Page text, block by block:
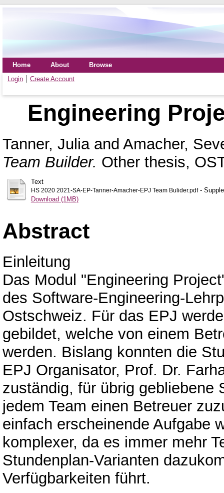
Home About
Browse
Login
Create Account
Engineering
Tanner, Juliaand Amacher,
Team Builder. Other thesis,
Text
HS 2020 2021-SA-EP-Tanner-Amacher-EPJ Team Bulider.pdf-
Download (1MB)
Abstract
Einleitung
Das Modul "Engineering
des Software-Engineering-
Ostschweiz. Für das EPJ
gebildet, welche von einem
werden. Bislang konnten die
EPJ Organisator, Prof. Dr.
zuständig, für übrig gebliebene
jedem Team einen Betreuer
einfach erscheinende Aufgabe
komplexer, da es immer mehr
Stundenplan-Varianten
Verfügbarkeiten führt.